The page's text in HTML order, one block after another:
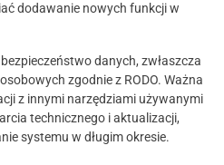
dodawanie nowych funkcji w
danych, zwłaszcza
zgodnie z RODO. Ważna
z innymi narzędziami używanymi
technicznego i aktualizacji,
systemu w długim okresie.